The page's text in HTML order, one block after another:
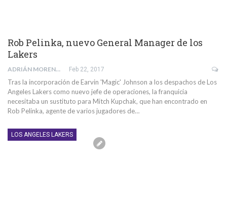
Rob Pelinka, nuevo General Manager de los
Lakers
ADRIÁN MORENTE GABALDÓN Feb 22, 2017
Tras la incorporación de Earvin 'Magic' Johnson a los despachos de Los
Angeles Lakers como nuevo jefe de operaciones, la franquicia
necesitaba un sustituto para Mitch Kupchak, que han encontrado en
Rob Pelinka, agente de varios jugadores de…
LOS ANGELES LAKERS